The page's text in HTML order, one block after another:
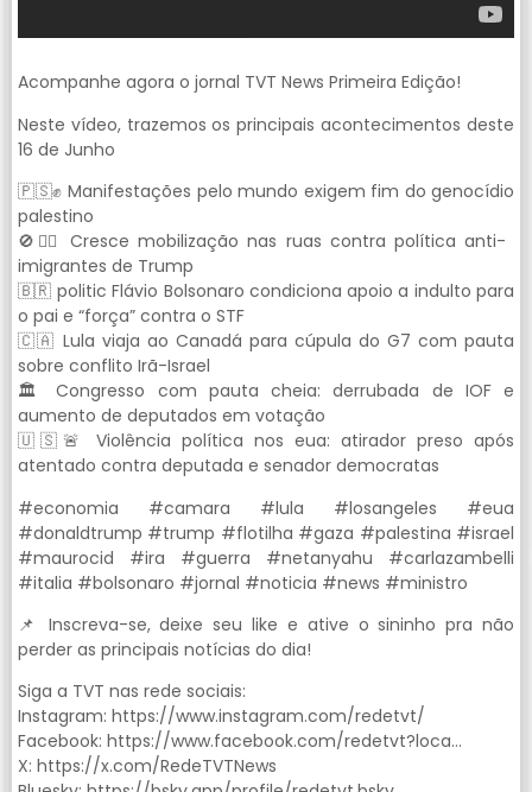
Acompanhe agora o jornal TVT News Primeira Edição!
Neste vídeo, trazemos os principais acontecimentos deste
16 de Junho
🇵🇸✊ Manifestações pelo mundo exigem fim do genocídio
palestino
🚫🚶‍♀️ Cresce mobilização nas ruas contra política anti-
imigrantes de Trump
🇧🇷 politic Flávio Bolsonaro condiciona apoio a indulto para
o pai e “força” contra o STF
🇨🇦 Lula viaja ao Canadá para cúpula do G7 com pauta
sobre conflito Irã-Israel
🏛️ Congresso com pauta cheia: derrubada de IOF e
aumento de deputados em votação
🇺🇸🚨 Violência política nos eua: atirador preso após
atentado contra deputada e senador democratas
#economia #camara #lula #losangeles #eua
#donaldtrump #trump #flotilha #gaza #palestina #israel
#maurocid #ira #guerra #netanyahu #carlazambelli
#italia #bolsonaro #jornal #noticia #news #ministro
📌 Inscreva-se, deixe seu like e ative o sininho pra não
perder as principais notícias do dia!
Siga a TVT nas rede sociais:
Instagram: https://www.instagram.com/redetvt/
Facebook: https://www.facebook.com/redetvt?loca…
X: https://x.com/RedeTVTNews